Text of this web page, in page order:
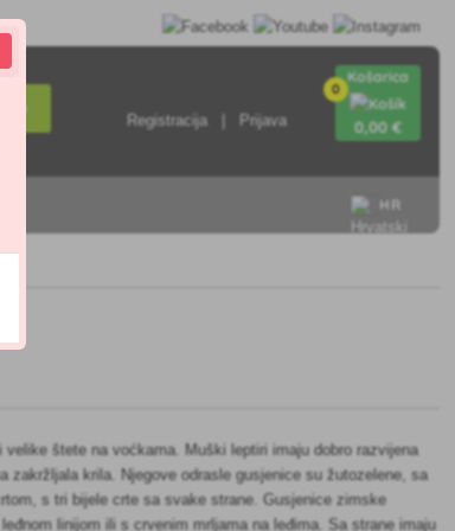
Registracija Prijava
0
Košarica
0,00 €
HR
štete na voćkama. Muški leptiri imaju dobro razvijena
krila. Njegove odrasle gusjenice su žutozelene, sa
s tri bijele crte sa svake strane. Gusjenice zimske
linijom ili s crvenim mrljama na leđima. Sa strane imaju